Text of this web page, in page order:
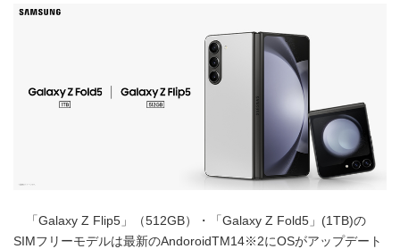
「Galaxy Z Flip5」（512GB）・「Galaxy Z Fold5」(1TB)の
SIMフリーモデルは最新のAndoroidTM14※2にOSがアップデート